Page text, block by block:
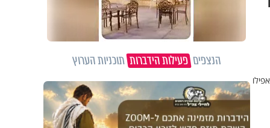
הנצפיםפעילות הידברותתוכניות הערוץ